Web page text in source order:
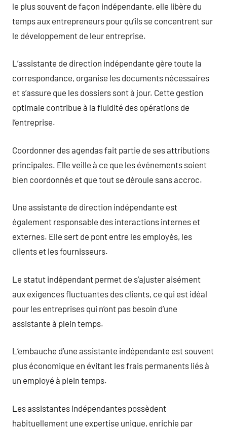
le plus souvent de façon indépendante, elle libère du
temps aux entrepreneurs pour qu’ils se concentrent sur
le développement de leur entreprise.
L’assistante de direction indépendante gère toute la
correspondance, organise les documents nécessaires
et s’assure que les dossiers sont à jour. Cette gestion
optimale contribue à la fluidité des opérations de
l’entreprise.
Coordonner des agendas fait partie de ses attributions
principales. Elle veille à ce que les événements soient
bien coordonnés et que tout se déroule sans accroc.
Une assistante de direction indépendante est
également responsable des interactions internes et
externes. Elle sert de pont entre les employés, les
clients et les fournisseurs.
Le statut indépendant permet de s’ajuster aisément
aux exigences fluctuantes des clients, ce qui est idéal
pour les entreprises qui n’ont pas besoin d’une
assistante à plein temps.
L’embauche d’une assistante indépendante est souvent
plus économique en évitant les frais permanents liés à
un employé à plein temps.
Les assistantes indépendantes possèdent
habituellement une expertise unique, enrichie par